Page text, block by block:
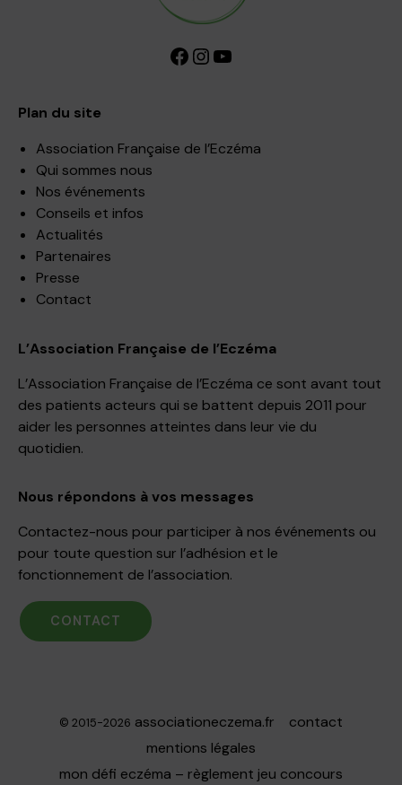
Facebook InstagramYouTube
Plan du site
Association Française de l’Eczéma
Qui sommes nous
Nos événements
Conseils et infos
Actualités
Partenaires
Presse
Contact
L’Association Française de l’Eczéma
L’Association Française de l’Eczéma ce sont avant tout
des patients acteurs qui se battent depuis 2011 pour
aider les personnes atteintes dans leur vie du
quotidien.
Nous répondons à vos messages
Contactez-nous pour participer à nos événements ou
pour toute question sur l’adhésion et le
fonctionnement de l’association.
CONTACT
© 2015-2026 associationeczema.fr
contact
mentions légales
mon défi eczéma – règlement jeu concours